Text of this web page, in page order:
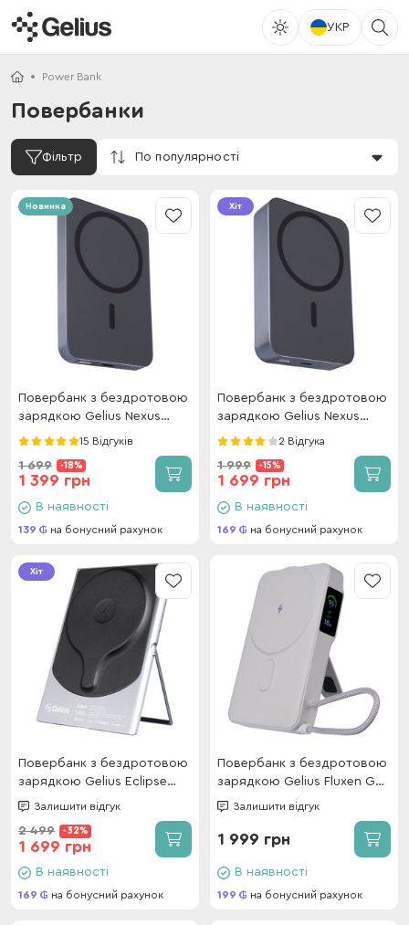
УКР
Power Bank
Повербанки
Фільтр По популярності
Новинка
Повербанк з бездротовою
зарядкою Gelius Nexus
Magnetic Wireless Charge
GP-PBW100i 15W 5 000mAh
Dark Blue
15 Відгуків
1 699 -18%
1 399 грн
В наявності
139 на бонусний рахунок
Хіт
Повербанк з бездротовою
зарядкою Gelius Nexus
Magnetic Wireless Charge
GP-PBW110i 15W 10 000mAh
Dark Blue
2 Відгука
1 999 -15%
1 699 грн
В наявності
169 на бонусний рахунок
Хіт
Повербанк з бездротовою
зарядкою Gelius Eclipse
Magnetic Wireless Charge
GP-WC014 15W 5000mAh
Залишити відгук
2 499 -32%
1 699 грн
В наявності
169 на бонусний рахунок
Повербанк з бездротовою
зарядкою Gelius Fluxen GP-
PBW120 Magnetic Wireless
Charge Qi2 15W 10000mAh
Grey
Залишити відгук
1 999 грн
В наявності
199 на бонусний рахунок